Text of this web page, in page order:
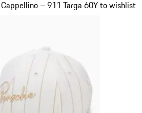
– 911 Targa 60Y to wishlist